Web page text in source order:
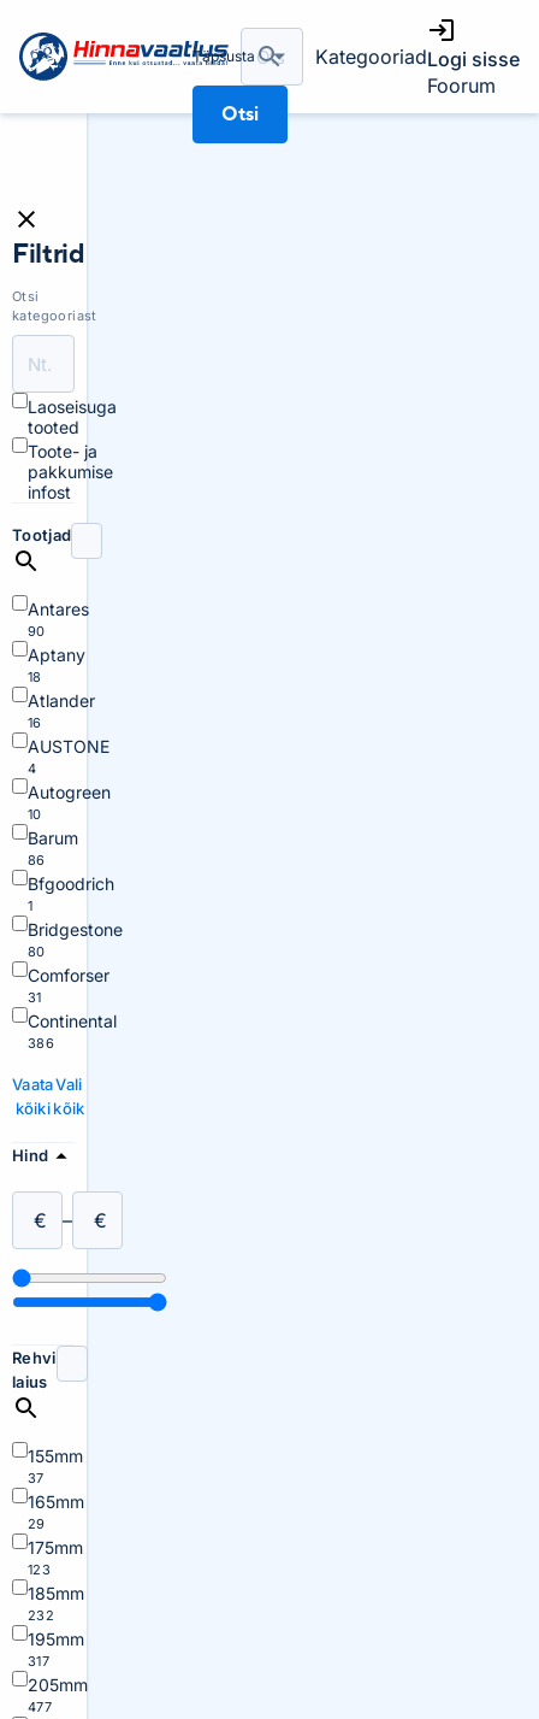
Täpsusta
Otsi
KategooriadLogi sisse
Foorum
Filtrid
Otsi
kategooriast
Laoseisuga
tooted
Toote- ja
pakkumise
infost
Tootjad
Antares
90
Aptany
18
Atlander
16
AUSTONE
4
Autogreen
10
Barum
86
Bfgoodrich
1
Bridgestone
80
Comforser
31
Continental
386
Vaata
kõiki
Vali
kõik
Hind
€ – €
Rehvi
laius
155mm
37
165mm
29
175mm
123
185mm
232
195mm
317
205mm
477